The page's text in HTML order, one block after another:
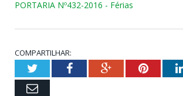
PORTARIA Nº432-2016 - Férias
COMPARTILHAR:
TwitterFacebookGoogle+
Email